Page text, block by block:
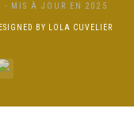
- MIS À JOUR EN 2025
BY LOLA CUVELIER